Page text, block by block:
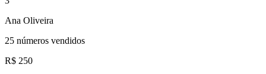
Ana Oliveira
25 números vendidos
R$ 250